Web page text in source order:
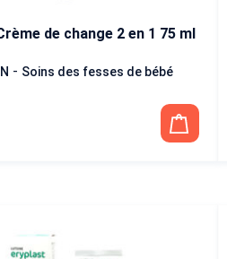
de change 2 en 1 75 ml
- Soins des fesses de bébé